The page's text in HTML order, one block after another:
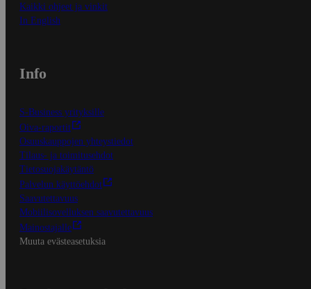
Kaikki ohjeet ja vinkit
In English
Info
S-Business yrityksille
Oiva-raportit
Osuuskauppojen yhteystiedot
Tilaus- ja toimitusehdot
Tietosuojakäytäntö
Palvelun käyttöehdot
Saavutettavuus
Mobiilisovelluksen saavutettavuus
Mainostajalle
Muuta evästeasetuksia